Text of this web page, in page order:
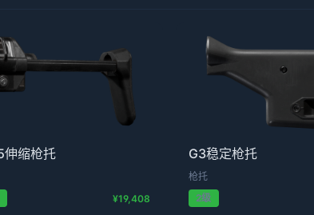
伸缩枪托
¥19,408
G3稳定枪托
枪托
2级